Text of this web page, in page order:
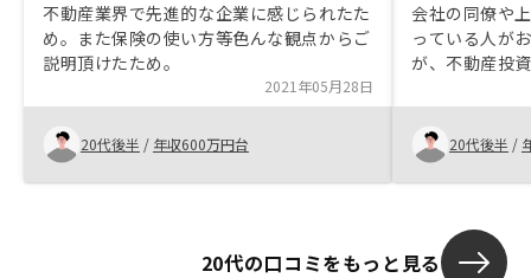
不動産業界で先進的な企業に感じられたた
め。また保険の使い方等色んな観点からご
説明頂けたため。
2021年05月28日
20代後半 / 年収600万円台
会社の同僚や
っている人が
が、不動産投
生するリスク
天秤にかけた
じ、契約に踏
20代後半 /
20代の口コミをもっと見る